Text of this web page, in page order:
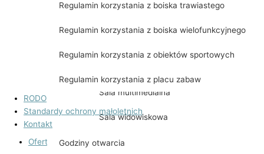
Regulamin korzystania z boiska trawiastego
Regulamin korzystania z boiska wielofunkcyjnego
Regulamin korzystania z obiektów sportowych
Regulamin korzystania z placu zabaw
RODO
Standardy ochrony małoletnich
Kontakt
Godziny otwarcia
Kłodzka Góra, Jagodna, Orlica, Szczeliniec
Udostępnienie pomieszczeń
Sala multimedialna
Sala widowiskowa
Oferta zajęć